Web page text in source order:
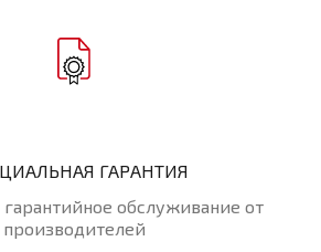
ГАРАНТИЯ
обслуживание от
производителей